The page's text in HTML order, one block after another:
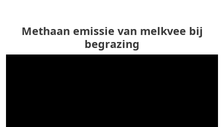
Methaan emissie van melkvee bij
begrazing